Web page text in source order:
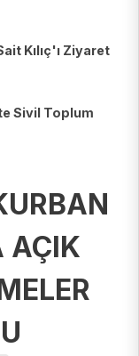
Kılıç'ı Ziyaret
Sivil Toplum
AÇIK